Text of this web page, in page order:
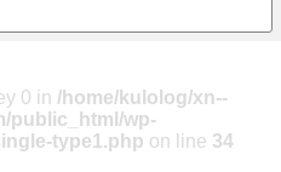
0 in /home/kulolog/xn--
public_html/wp-
type1.php on line 34